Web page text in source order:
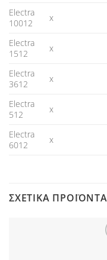
Electra
10012
x
Electra
1512
x
Electra
3612
x
Electra
512
x
Electra
6012
x
ΣΧΕΤΙΚΆ ΠΡΟΪΌΝΤΑ